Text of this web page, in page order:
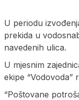
U periodu
prekida u
navedenih ulica.
U mjesnim
ekipe “Vodovoda”
“Poštovane